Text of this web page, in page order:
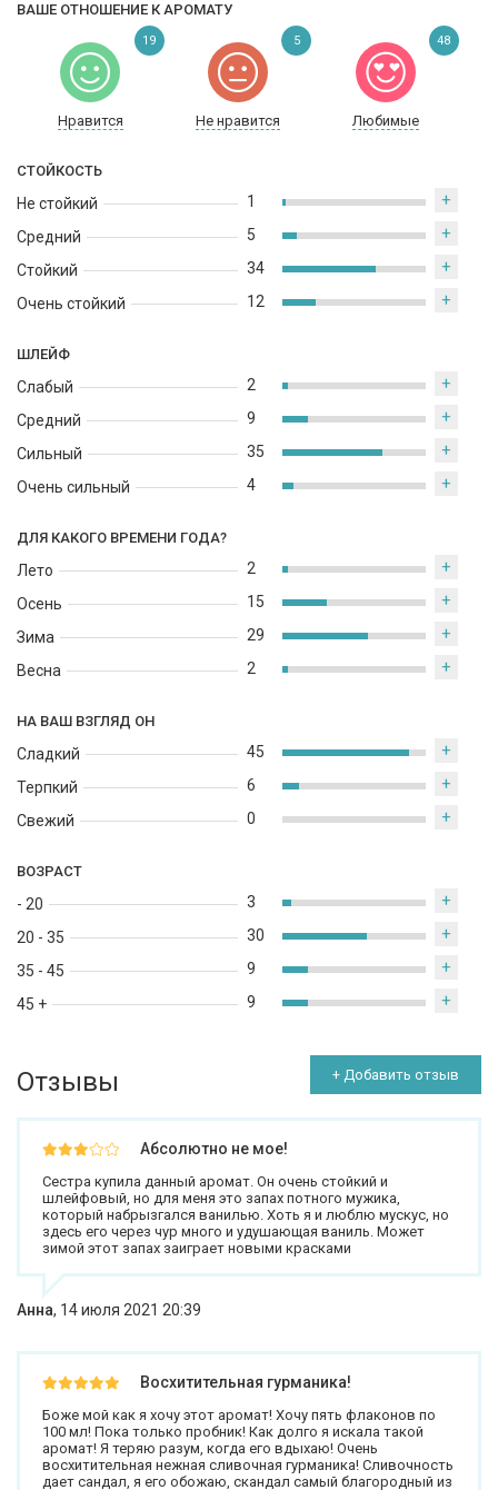
используют в разные сезоны. Но в летний период в
минимальном количестве.
Парфюмерная вода с восточным ароматом помещена в
прямоугольный флакон лаконичного дизайна. На светлом
фоне молочного цвета запечатлены крупные надписи темного
повторяется в миниатюрной крышке.
ВАШЕ ОТНОШЕНИЕ К АРОМАТУ
Нравится Не нравится Любимые
19 5 48
СТОЙКОСТЬ
Не стойкий
Средний
Стойкий
Очень стойкий
1 +
5 +
34 +
12 +
ШЛЕЙФ
Слабый
Средний
Сильный
Очень сильный
2 +
9 +
35 +
4 +
ДЛЯ КАКОГО ВРЕМЕНИ ГОДА?
Лето
Осень
Зима
Весна
2 +
15 +
29 +
2 +
НА ВАШ ВЗГЛЯД ОН
Сладкий
Терпкий
Свежий
45 +
6 +
0 +
ВОЗРАСТ
- 20
20 - 35
35 - 45
45 +
3 +
30 +
9 +
9 +
Отзывы + Добавить отзыв
Абсолютно не мое!
Сестра купила данный аромат. Он очень стойкий и
шлейфовый, но для меня это запах потного мужика,
который набрызгался ванилью. Хоть я и люблю мускус, но
здесь его через чур много и удушающая ваниль. Может
зимой этот запах заиграет новыми красками
Анна, 14 июля 2021 20:39
Восхитительная гурманика!
Боже мой как я хочу этот аромат! Хочу пять флаконов по
100 мл! Пока только пробник! Как долго я искала такой
аромат! Я теряю разум, когда его вдыхаю! Очень
восхитительная нежная сливочная гурманика! Сливочность
дает сандал, я его обожаю, скандал самый благородный из